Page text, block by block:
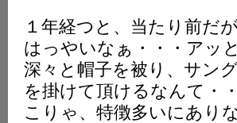
１年経つと、当たり前だ
はっやいなぁ・・・アッ
深々と帽子を被り、サン
を掛けて頂けるなんて・・
こりゃ、特徴多いにあり